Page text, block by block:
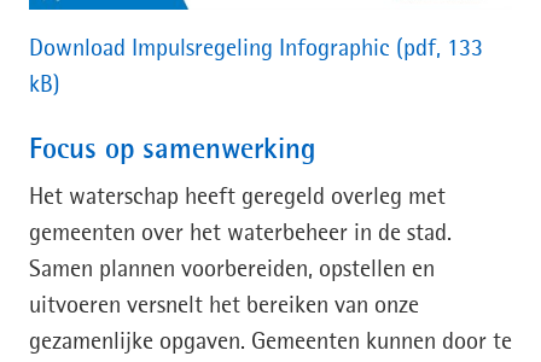
Download Impulsregeling Infographic (pdf, 133
kB)
Focus op samenwerking
Het waterschap heeft geregeld overleg met
gemeenten over het waterbeheer in de stad.
Samen plannen voorbereiden, opstellen en
uitvoeren versnelt het bereiken van onze
gezamenlijke opgaven. Gemeenten kunnen door te